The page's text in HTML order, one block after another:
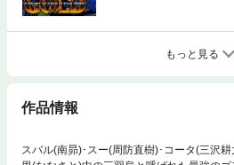
もっと見る
作品情報
スバル(南昴)･スー(周防直樹)･コータ(三沢